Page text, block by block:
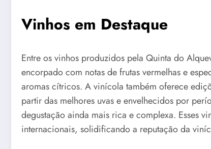
Vinhos em Destaque
Entre os vinhos produzidos pela Quinta do
encorpado com notas de frutas vermelhas e
aromas cítricos. A vinícola também oferece
partir das melhores uvas e envelhecidos por
degustação ainda mais rica e complexa. Esses
internacionais, solidificando a reputação da